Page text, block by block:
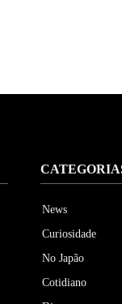
News
Curiosidade
No Japão
Cotidiano